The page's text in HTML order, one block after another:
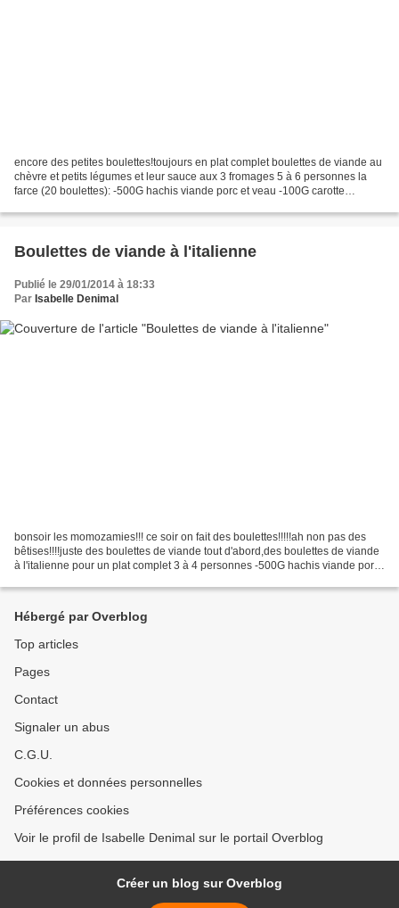
encore des petites boulettes!toujours en plat complet boulettes de viande au
chèvre et petits légumes et leur sauce aux 3 fromages 5 à 6 personnes la
farce (20 boulettes): -500G hachis viande porc et veau -100G carotte
Boulettes de viande à l'italienne
Publié le 29/01/2014 à 18:33
Par Isabelle Denimal
bonsoir les momozamies!!! ce soir on fait des boulettes!!!!!ah non pas des
bêtises!!!!juste des boulettes de viande tout d'abord,des boulettes de viande
à l'italienne pour un plat complet 3 à 4 personnes -500G hachis viande porc
Hébergé par Overblog
Top articles
Pages
Contact
Signaler un abus
C.G.U.
Cookies et données personnelles
Préférences cookies
Voir le profil de Isabelle Denimal sur le portail Overblog
Créer un blog sur Overblog